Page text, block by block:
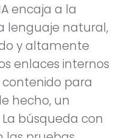
encaja a la
lenguaje natural,
y altamente
enlaces internos
para
hecho, un
búsqueda con